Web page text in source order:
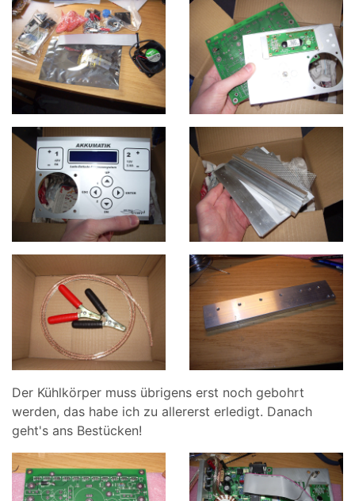
Der Kühlkörper muss übrigens erst noch gebohrt
werden, das habe ich zu allererst erledigt. Danach
geht's ans Bestücken!